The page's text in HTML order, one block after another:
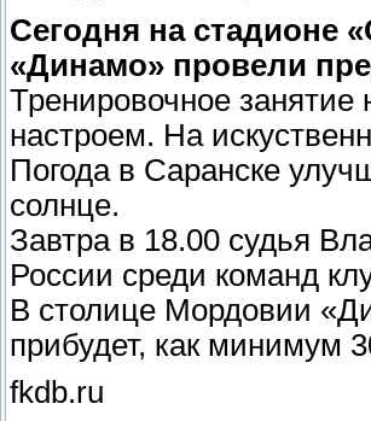
Сегодня на стадионе
«Динамо» провели
Тренировочное
настроем. На
Погода в Саранске
солнце.
Завтра в 18.00 судья
России среди команд
В столице Мордовии
прибудет, как минимум
fkdb.ru